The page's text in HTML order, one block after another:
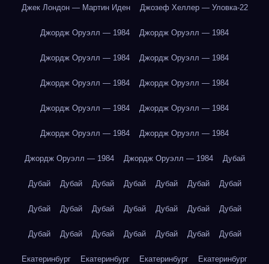
Джек Лондон — Мартин Иден Джозеф Хеллер — Уловка-22
Джордж Оруэлл — 1984 Джордж Оруэлл — 1984
Джордж Оруэлл — 1984 Джордж Оруэлл — 1984
Джордж Оруэлл — 1984 Джордж Оруэлл — 1984
Джордж Оруэлл — 1984 Джордж Оруэлл — 1984
Джордж Оруэлл — 1984 Джордж Оруэлл — 1984
Джордж Оруэлл — 1984 Джордж Оруэлл — 1984 Дубай
Дубай Дубай Дубай Дубай Дубай Дубай Дубай
Дубай Дубай Дубай Дубай Дубай Дубай Дубай
Дубай Дубай Дубай Дубай Дубай Дубай Дубай
Екатеринбург Екатеринбург Екатеринбург Екатеринбург